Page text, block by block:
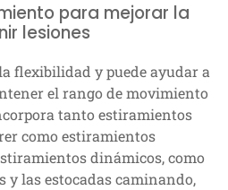
para mejorar la
lesiones
flexibilidad y puede ayudar a
el rango de movimiento
tanto estiramientos
como estiramientos
dinámicos, como
y las estocadas caminando,